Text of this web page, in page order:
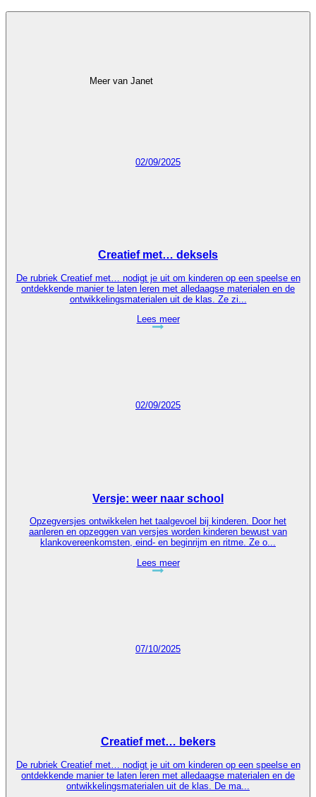
Meer van Janet
02/09/2025
Creatief met… deksels
De rubriek Creatief met… nodigt je uit om kinderen op een speelse en
ontdekkende manier te laten leren met alledaagse materialen en de
ontwikkelingsmaterialen uit de klas. Ze zi...
Lees meer
02/09/2025
Versje: weer naar school
Opzegversjes ontwikkelen het taalgevoel bij kinderen. Door het
aanleren en opzeggen van versjes worden kinderen bewust van
klankovereenkomsten, eind- en beginrijm en ritme. Ze o...
Lees meer
07/10/2025
Creatief met… bekers
De rubriek Creatief met… nodigt je uit om kinderen op een speelse en
ontdekkende manier te laten leren met alledaagse materialen en de
ontwikkelingsmaterialen uit de klas. De ma...